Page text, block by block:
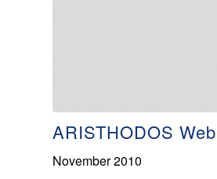
ARISTHODOS
November 2010